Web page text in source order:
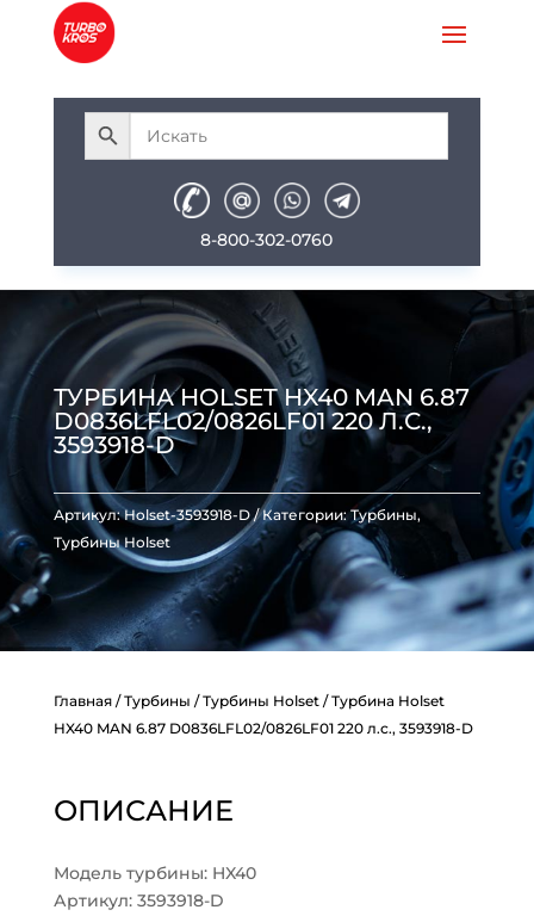
8-800-302-0760
ТУРБИНА HOLSET HX40 MAN 6.87
D0836LFL02/0826LF01 220 Л.С.,
3593918-D
Артикул:Holset-3593918-D Категории:Турбины,
Турбины Holset
Главная/Турбины /Турбины Holset/ Турбина Holset
HX40 MAN 6.87 D0836LFL02/0826LF01 220 л.с., 3593918-D
ОПИСАНИЕ
Модель турбины: HX40
Артикул: 3593918-D